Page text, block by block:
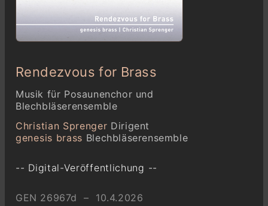
Rendezvous for Brass
Musik für Posaunenchor und
Blechbläserensemble
Christian Sprenger Dirigent
genesis brass Blechbläserensemble
-- Digital-Veröffentlichung --
GEN 26967d – 10.4.2026